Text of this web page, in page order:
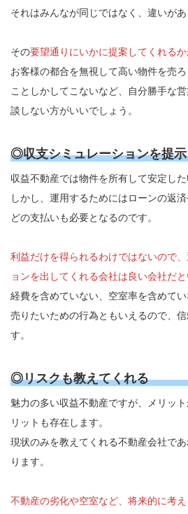
それはみんなが同じではなく、違いがあ
その要望通りにいかに提案してくれるか
お客様の都合を無視して高い物件を売
ことしかしてこないなど、自分勝手な
談しない方がいいでしょう。
◎収支シミュレーションを提
収益不動産では物件を所有して安定した
しかし、運用するためにはローンの返
どの支払いも必要となるのです。
利益だけを得られるわけではないので
ョンを出してくれる会社は良い会社だと
経費を含めていない、空室率を含めて
売りたいための行為ともいえるので、
す。
◎リスクも教えてくれる
魅力の多い収益不動産ですが、メリッ
リットも存在します。
現状のみを教えてくれる不動産会社で
ります。
不動産の劣化や空室など、将来的に考